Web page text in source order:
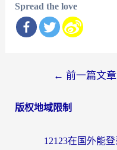
Spread the love
导
← 前一篇文章
版权地域限制